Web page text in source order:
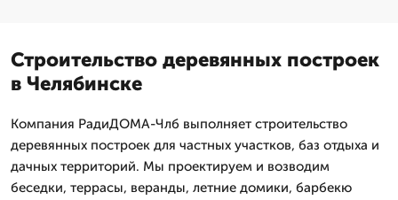
Строительство деревянных построек
в Челябинске
Компания РадиДОМА-Члб выполняет строительство
деревянных построек для частных участков, баз отдыха и
дачных территорий. Мы проектируем и возводим
беседки, террасы, веранды, летние домики, барбекю